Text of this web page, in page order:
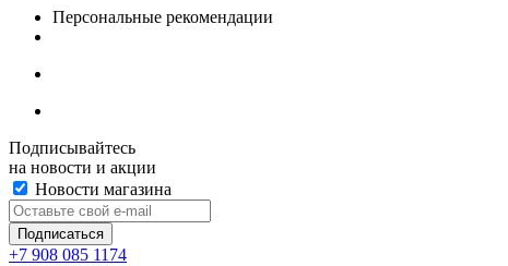
Персональные рекомендации
Подписывайтесь
на новости и акции
Новости магазина
+7 908 085 1174